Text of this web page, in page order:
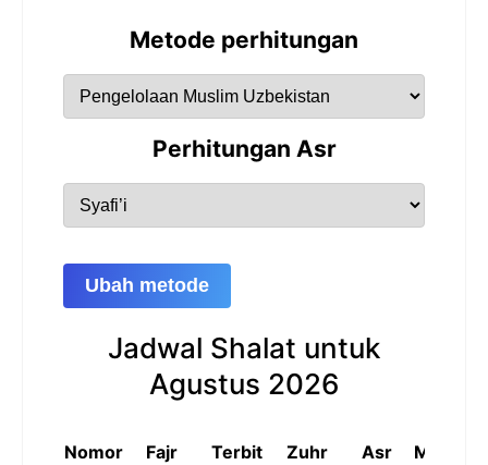
Metode perhitungan
Perhitungan Asr
Ubah metode
Jadwal Shalat untuk
Agustus 2026
Nomor Fajr Terbit Zuhr Asr Maghrib